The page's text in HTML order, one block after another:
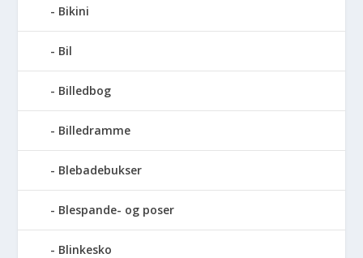
Bikini
Bil
Billedbog
Billedramme
Blebadebukser
Blespande- og poser
Blinkesko